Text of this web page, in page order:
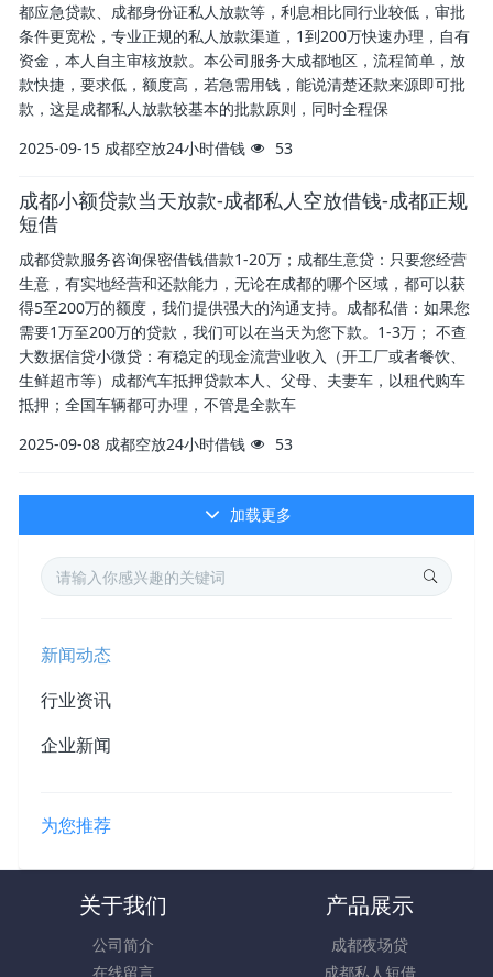
都应急贷款、成都身份证私人放款等，利息相比同行业较低，审批
条件更宽松，专业正规的私人放款渠道，1到200万快速办理，自有
资金，本人自主审核放款。本公司服务大成都地区，流程简单，放
款快捷，要求低，额度高，若急需用钱，能说清楚还款来源即可批
款，这是成都私人放款较基本的批款原则，同时全程保
2025-09-15 成都空放24小时借钱 53
成都小额贷款当天放款-成都私人空放借钱-成都正规
短借
成都贷款服务咨询保密借钱借款1-20万；成都生意贷：只要您经营
生意，有实地经营和还款能力，无论在成都的哪个区域，都可以获
得5至200万的额度，我们提供强大的沟通支持。成都私借：如果您
需要1万至200万的贷款，我们可以在当天为您下款。1-3万； 不查
大数据信贷小微贷：有稳定的现金流营业收入（开工厂或者餐饮、
生鲜超市等）成都汽车抵押贷款本人、父母、夫妻车，以租代购车
抵押；全国车辆都可办理，不管是全款车
2025-09-08 成都空放24小时借钱 53
加载更多
新闻动态
行业资讯
企业新闻
为您推荐
关于我们
公司简介
在线留言
产品展示
成都夜场贷
成都私人短借